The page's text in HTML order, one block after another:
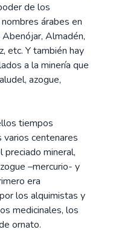
de los
árabes en
Almadén,
etc. Y también hay
a la minería que
azogue,
tiempos
centenares
mineral,
–mercurio- y
era
los alquimistas y
medicinales, los
ornato.